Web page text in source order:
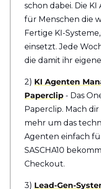
schon dabei. Die
für Menschen die
Fertige KI-
einsetzt. Jede
die damit ihr
2) KI Agenten
Paperclip - Das
Paperclip. Mach
mehr um das
Agenten einfach
SASCHA10
Checkout.
3) Lead-Gen-